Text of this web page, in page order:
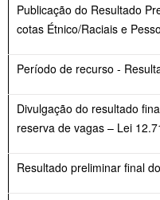
Publicação do Resultado
cotas Étnico/Raciais e
Período de recurso -
Divulgação do resultado
reserva de vagas – Lei
Resultado preliminar final